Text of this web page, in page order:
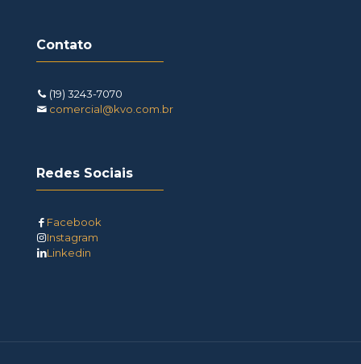
Contato
(19) 3243-7070
comercial@kvo.com.br
Redes Sociais
Facebook
Instagram
Linkedin